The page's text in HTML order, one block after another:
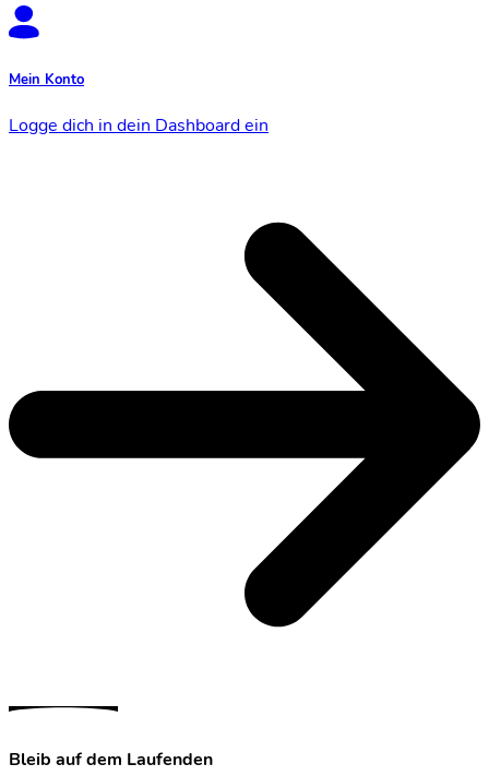
Mein Konto
Logge dich in dein Dashboard ein
Bleib auf dem Laufenden